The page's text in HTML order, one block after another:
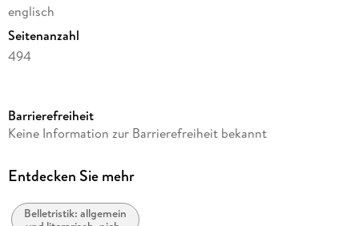
englisch
Seitenanzahl
494
Verlag/Hersteller
Produktart
Gewicht
Barrierefreiheit
Keine Information zur Barrierefreiheit bekannt
Entdecken Sie mehr
Belletristik: allgemein